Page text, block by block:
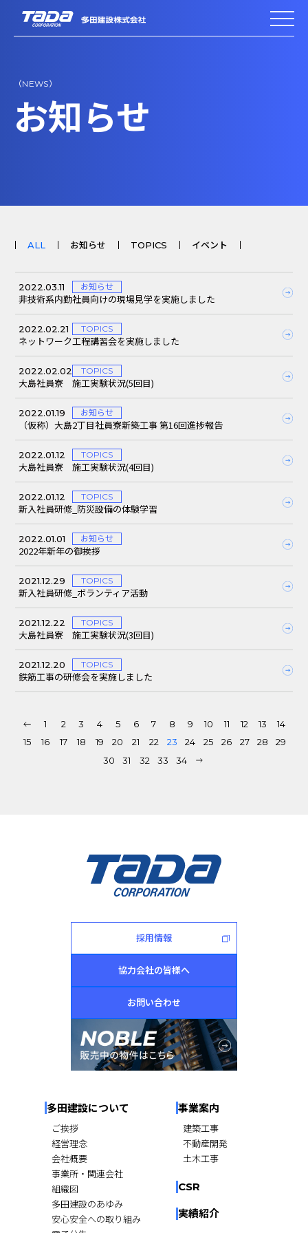
（NEWS）
お知らせ
ALL お知らせ TOPICS イベント
2022.03.11 お知らせ
非技術系内勤社員向けの現場見学を実施しました
2022.02.21 TOPICS
ネットワーク工程講習会を実施しました
2022.02.02 TOPICS
大島社員寮 施工実験状況(5回目)
2022.01.19 お知らせ
（仮称）大島2丁目社員寮新築工事 第16回進捗報告
2022.01.12 TOPICS
大島社員寮 施工実験状況(4回目)
2022.01.12 TOPICS
新入社員研修_防災設備の体験学習
2022.01.01 お知らせ
2022年新年の御挨拶
2021.12.29 TOPICS
新入社員研修_ボランティア活動
2021.12.22 TOPICS
大島社員寮 施工実験状況(3回目)
2021.12.20 TOPICS
鉄筋工事の研修会を実施しました
1 2 3 4 5 6 7 8 9 10 11 12 13
14
15
16 17 18 19 20 21 22 23 24 25 26 27 28
29
30
31 32 33 34
採用情報
協力会社の皆様へ
お問い合わせ
多田建設について
ご挨拶
経営理念
会社概要
事業所・関連会社
組織図
多田建設のあゆみ
安心安全への取り組み
事業案内
建築工事
不動産開発
土木工事
CSR
実績紹介